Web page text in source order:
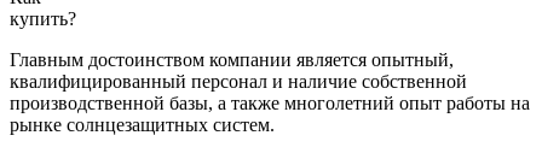
купить?
Главным достоинством компании является опытный,
квалифицированный персонал и наличие собственной
производственной базы, а также многолетний опыт работы на
рынке солнцезащитных систем.